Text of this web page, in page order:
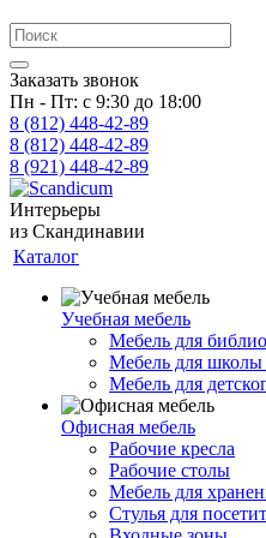
Заказать звонок
Пн - Пт: с 9:30 до 18:00
8 (812) 448-42-89
8 (812) 448-42-89
8 (921) 448-42-89
Интерьеры
из Скандинавии
Каталог
Учебная мебель
Мебель для
Мебель для школы
Мебель для
Офисная мебель
Рабочие кресла
Рабочие столы
Мебель для
Стулья для